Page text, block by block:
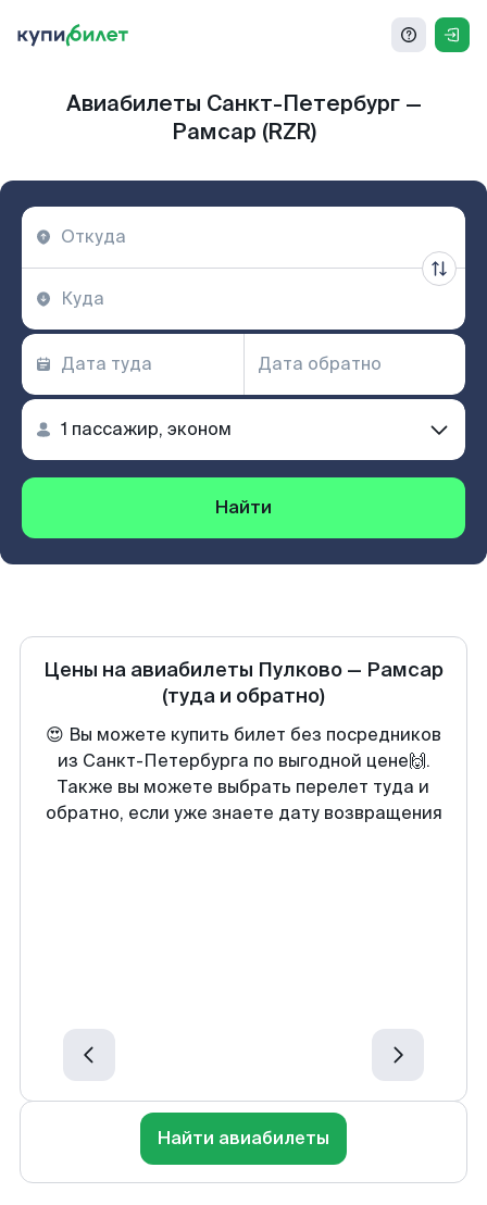
Авиабилеты Санкт-Петербург —
Рамсар (RZR)
Найти
Цены на авиабилеты Пулково — Рамсар
(туда и обратно)
😍 Вы можете купить билет без посредников
из Санкт-Петербурга по выгодной цене🙌.
Также вы можете выбрать перелет туда и
обратно, если уже знаете дату возвращения
Найти авиабилеты